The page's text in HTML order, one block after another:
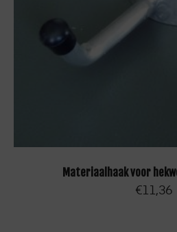
TOEVOEGEN AAN
Materiaalhaak voor
€11,36